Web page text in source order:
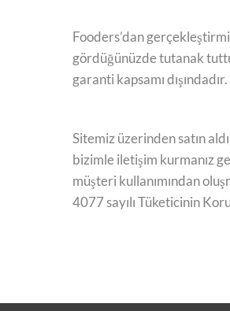
Fooders’dan
gördüğünüzde tutanak
garanti kapsamı dışındadır.
Sitemiz üzerinden satın
bizimle iletişim kurmanız
müşteri kullanımından
4077 sayılı Tüketicinin